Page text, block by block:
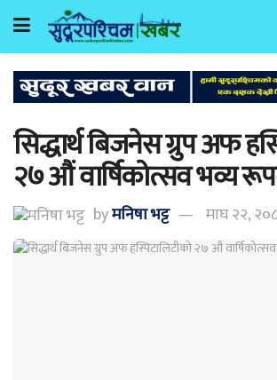
सिद्धार्थ बिजनेस ग्रुप अफ
२७ औं वार्षिकोत्सव भव्य
byमनिषा भट्ट माघ २२,